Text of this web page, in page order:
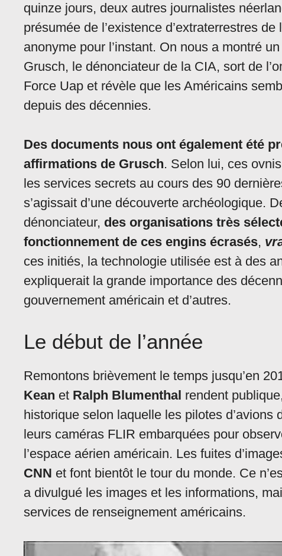
quinze jours, deux autres journalistes
présumée de l’existence d’extraterrestres
anonyme pour l’instant. On nous a montré
Grusch, le dénonciateur de la CIA, sort de
Force Uap et révèle que les Américains
depuis des décennies.
Des documents nous ont également été
affirmations de Grusch. Selon lui, ces
les services secrets au cours des 90
s’agissait d’une découverte archéologique.
dénonciateur, des organisations très
fonctionnement de ces engins écrasés,
ces initiés, la technologie utilisée est à des
expliquerait la grande importance des
gouvernement américain et d’autres.
Le début de l’année
Remontons brièvement le temps jusqu’en
Kean et Ralph Blumenthal rendent
historique selon laquelle les pilotes d’avions
leurs caméras FLIR embarquées pour
l’espace aérien américain. Les fuites
CNN et font bientôt le tour du monde. Ce
a divulgué les images et les informations,
services de renseignement américains.